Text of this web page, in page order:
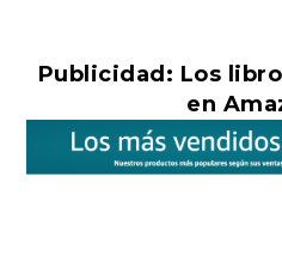
Publicidad: Los
en